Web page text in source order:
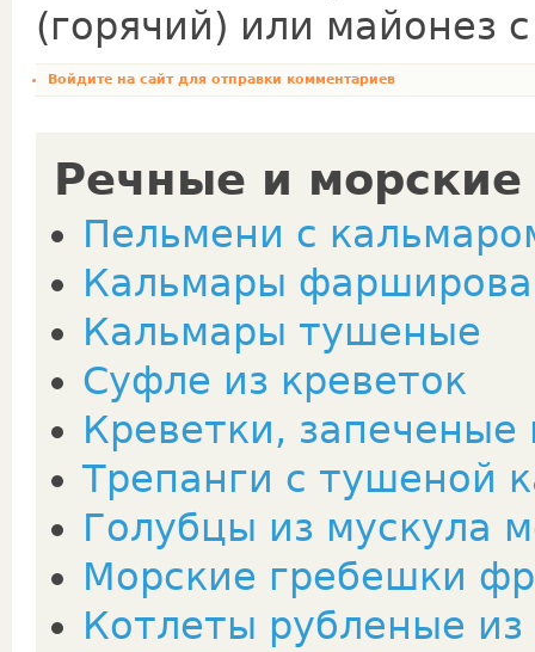
(горячий) или майонез
Войдите на сайтдля отправки комментариев
Речные и
Пельмени с
Кальмары
Кальмары тушеные
Суфле из креветок
Креветки, запеченые
Трепанги с тушеной
Голубцы из мускула
Морские гребешки
Котлеты рубленые